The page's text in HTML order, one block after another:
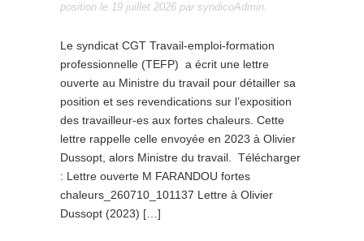
position le 19 juillet 2026 par syndicoAdmin.
Le syndicat CGT Travail-emploi-formation
professionnelle (TEFP) a écrit une lettre
ouverte au Ministre du travail pour détailler sa
position et ses revendications sur l’exposition
des travailleur-es aux fortes chaleurs. Cette
lettre rappelle celle envoyée en 2023 à Olivier
Dussopt, alors Ministre du travail. Télécharger
: Lettre ouverte M FARANDOU fortes
chaleurs_260710_101137 Lettre à Olivier
Dussopt (2023) […]